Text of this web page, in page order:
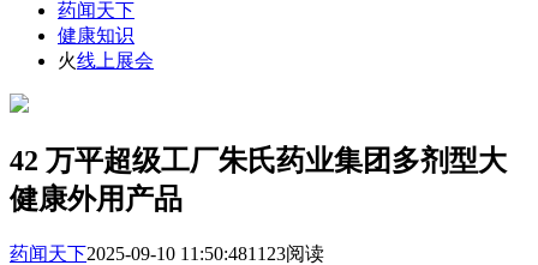
药闻天下
健康知识
火线上展会
42 万平超级工厂朱氏药业集团多剂型大
健康外用产品
药闻天下2025-09-10 11:50:481123阅读